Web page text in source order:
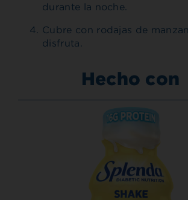
durante la noche.
Cubre con rodajas de
disfruta.
Hecho con